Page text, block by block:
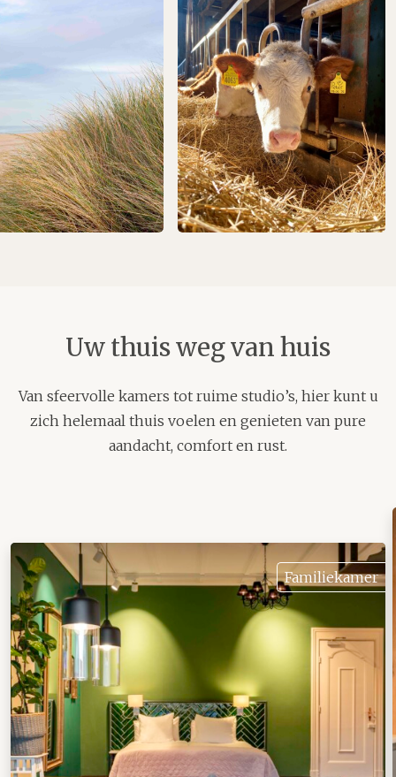
Uw thuis weg van huis
Van sfeervolle kamers tot ruime studio’s, hier kunt u
zich helemaal thuis voelen en genieten van pure
aandacht, comfort en rust.
Familiekamer